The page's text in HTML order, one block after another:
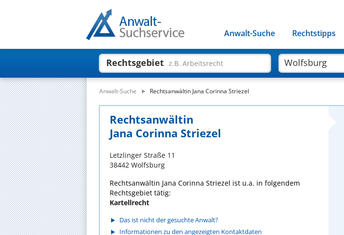
Anwalt-Suche Rechtstipps
Rechtsgebiet z.B. Arbeitsrecht
Anwalt-Suche Rechtsanwältin Jana Corinna Striezel
Rechtsanwältin
Jana Corinna Striezel
Letzlinger Straße 11
38442 Wolfsburg
Rechtsanwältin Jana Corinna Striezel ist u.a. in folgendem
Rechtsgebiet tätig:
Kartellrecht
Das ist nicht der gesuchte Anwalt?
Informationen zu den angezeigten Kontaktdaten